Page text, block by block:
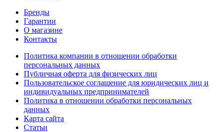
Бренды
Гарантии
О магазине
Контакты
Политика компании в отношении обработки
персональных данных
Публичная оферта для физических лиц
Пользовательское соглашение для юридических лиц и
индивидуальных предпринимателей
Политика в отношении обработки персональных
данных
Карта сайта
Статьи